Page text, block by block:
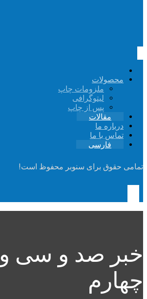
محصولات
ملزومات چاپ
لیتوگرافی
پس از چاپ
مقالات
درباره ما
تماس با ما
فارسی
تمامی حقوق برای سنوبر محفوظ است!
خبر صد و سی و
چهارم